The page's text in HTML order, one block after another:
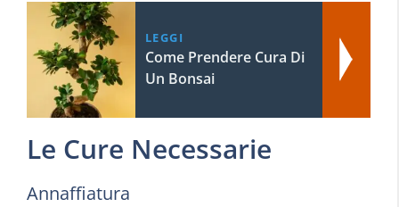
LEGGI
Come Prendere Cura Di
Un Bonsai
Le Cure Necessarie
Annaffiatura